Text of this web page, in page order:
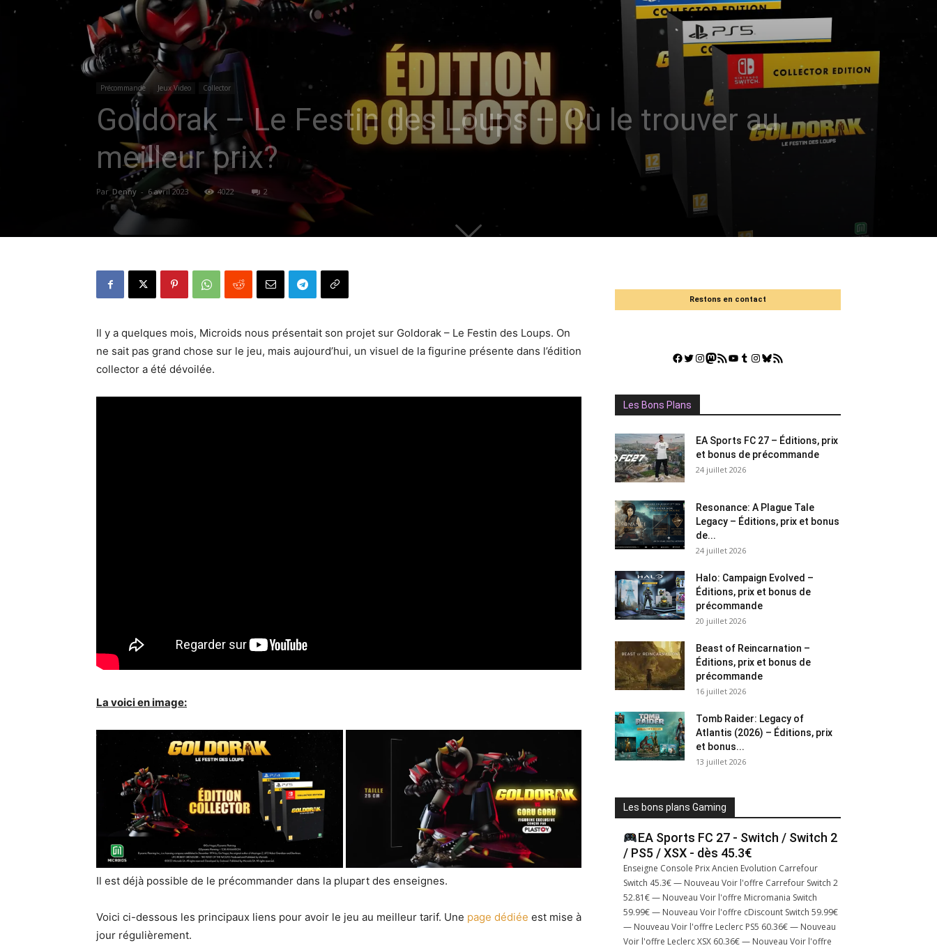
Précommande Jeux Video Collector
Goldorak – Le Festin des Loups – Où le trouver au
meilleur prix?
Par Denny - 6 avril 2023 4022 2
Il y a quelques mois, Microids nous présentait son projet sur Goldorak – Le Festin des Loups. On
ne sait pas grand chose sur le jeu, mais aujourd’hui, un visuel de la figurine présente dans l’édition
collector a été dévoilée.
La voici en image:
Il est déjà possible de le précommander dans la plupart des enseignes.
Voici ci-dessous les principaux liens pour avoir le jeu au meilleur tarif. Une page dédiée est mise à
jour régulièrement.
Restons en contact
Facebook
Twitter
Instagram
Mastodon
Flux RSSYouTube
Tumblr
Instagram
Bluesky
GestGame
Les Bons Plans
EA Sports FC 27 – Éditions, prix
et bonus de précommande
24 juillet 2026
Resonance: A Plague Tale
Legacy – Éditions, prix et bonus
de...
24 juillet 2026
Halo: Campaign Evolved –
Éditions, prix et bonus de
précommande
20 juillet 2026
Beast of Reincarnation –
Éditions, prix et bonus de
précommande
16 juillet 2026
Tomb Raider: Legacy of
Atlantis (2026) – Éditions, prix
et bonus...
13 juillet 2026
Les bons plans Gaming
EA Sports FC 27 - Switch / Switch 2
/ PS5 / XSX - dès 45.3€
Enseigne Console Prix Ancien Evolution Carrefour
Switch 45.3€ — Nouveau Voir l'offre Carrefour Switch 2
52.81€ — Nouveau Voir l'offre Micromania Switch
59.99€ — Nouveau Voir l'offre cDiscount Switch 59.99€
— Nouveau Voir l'offre Leclerc PS5 60.36€ — Nouveau
Voir l'offre Leclerc XSX 60.36€ — Nouveau Voir l'offre